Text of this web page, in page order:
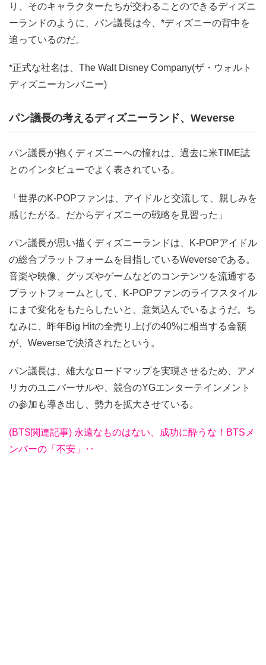
り、そのキャラクターたちが交わることのできるディズニ
ーランドのように、パン議長は今、*ディズニーの背中を
追っているのだ。
*正式な社名は、The Walt Disney Company(ザ・ウォルト
ディズニーカンパニー)
パン議長の考えるディズニーランド、Weverse
パン議長が抱くディズニーへの憧れは、過去に米TIME誌
とのインタビューでよく表されている。
「世界のK-POPファンは、アイドルと交流して、親しみを
感じたがる。だからディズニーの戦略を見習った」
パン議長が思い描くディズニーランドは、K-POPアイドル
の総合プラットフォームを目指しているWeverseである。
音楽や映像、グッズやゲームなどのコンテンツを流通する
プラットフォームとして、K-POPファンのライフスタイル
にまで変化をもたらしたいと、意気込んでいるようだ。ち
なみに、昨年Big Hitの全売り上げの40%に相当する金額
が、Weverseで決済されたという。
パン議長は、雄大なロードマップを実現させるため、アメ
リカのユニバーサルや、競合のYGエンターテインメント
の参加も導き出し、勢力を拡大させている。
(BTS関連記事) 永遠なものはない、成功に酔うな！BTSメ
ンバーの「不安」‥